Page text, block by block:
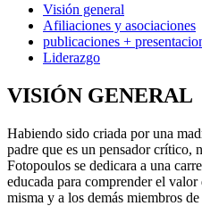
Visión general
Afiliaciones y asociaciones
publicaciones +
Liderazgo
VISIÓN GENERAL
Habiendo sido criada por una
padre que es un pensador crítico,
Fotopoulos se dedicara a una
educada para comprender el valor
misma y a los demás miembros